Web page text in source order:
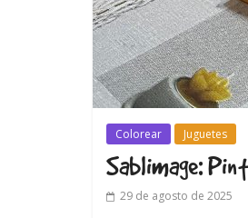
Colorear Juguetes
Sablimage:
29 de agosto de 2025